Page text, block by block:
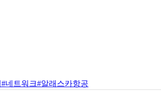
#네트워크#알래스카항공